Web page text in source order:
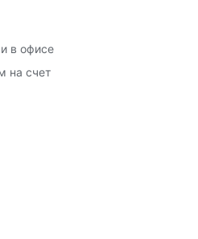
в офисе
на счет